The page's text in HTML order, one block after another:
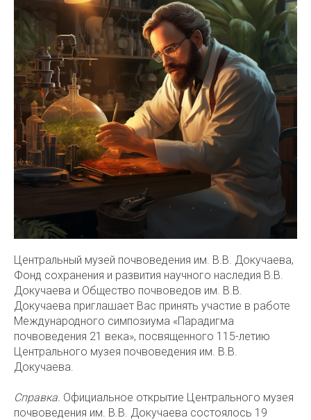
Центральный музей почвоведения им. В.В. Докучаева,
Фонд сохранения и развития научного наследия В.В.
Докучаева и Общество почвоведов им. В.В.
Докучаева приглашает Вас принять участие в работе
Международного симпозиума «Парадигма
почвоведения 21 века», посвященного 115-летию
Центрального музея почвоведения им. В.В.
Докучаева.
Справка. Официальное открытие Центрального музея
почвоведения им. В.В. Докучаева состоялось 19